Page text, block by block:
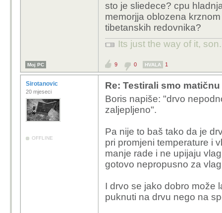
sto je sliedece? cpu
memorjja oblozena
tibetanskih redovnika?
Its just the way of it,
Moj PC 9 0 HVALA 1
Sirotanovic
20 mjeseci
OFFLINE
Re: Testirali smo
Boris napiše: "drvo
zaljepljeno".
Pa nije to baš tako da je
pri promjeni temperature i
manje rade i ne upijaju
gotovo nepropusno za
I drvo se jako dobro može
puknuti na drvu nego na